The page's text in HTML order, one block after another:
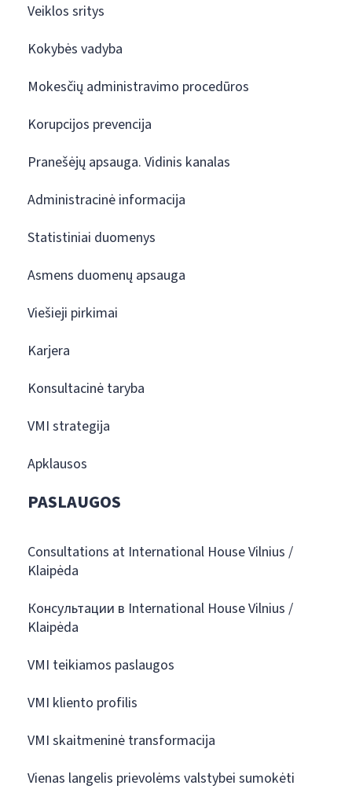
Veiklos sritys
Kokybės vadyba
Mokesčių administravimo procedūros
Korupcijos prevencija
Pranešėjų apsauga. Vidinis kanalas
Administracinė informacija
Statistiniai duomenys
Asmens duomenų apsauga
Viešieji pirkimai
Karjera
Konsultacinė taryba
VMI strategija
Apklausos
PASLAUGOS
Consultations at International House Vilnius /
Klaipėda
Консультации в International House Vilnius /
Klaipėda
VMI teikiamos paslaugos
VMI kliento profilis
VMI skaitmeninė transformacija
Vienas langelis prievolėms valstybei sumokėti